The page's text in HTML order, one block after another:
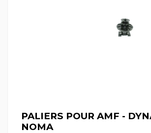
PALIERS POUR AMF -
NOMA